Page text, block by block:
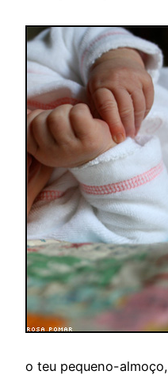
o teu pequeno-almoço,